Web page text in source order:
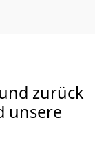
zurück
unsere